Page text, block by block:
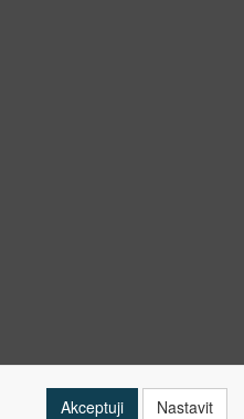
Akceptuji Nastavit